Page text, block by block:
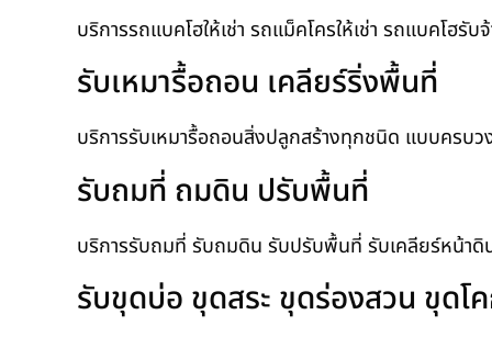
บริการรถแบคโฮให้เช่า รถแม็คโครให้เช่า รถแบคโฮ
รับเหมารื้อถอน เคลียร์ริ่งพื้นที่
บริการรับเหมารื้อถอนสิ่งปลูกสร้างทุกชนิด แบบครบ
รับถมที่ ถมดิน ปรับพื้นที่
บริการรับถมที่ รับถมดิน รับปรับพื้นที่ รับเคลียร์หน้าดิ
รับขุดบ่อ ขุดสระ ขุดร่องสวน ขุดโ